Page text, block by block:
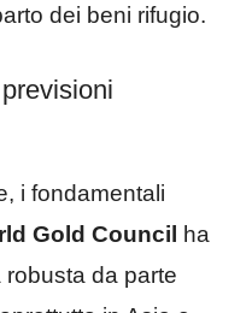
dei beni rifugio.
i fondamentali
Gold Council
ha
da parte